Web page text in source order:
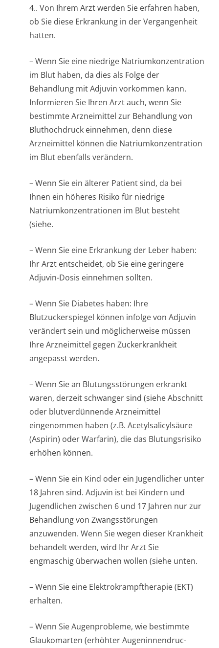
4.. Von Ihrem Arzt werden Sie erfahren haben,
ob Sie diese Erkrankung in der Vergangenheit
hatten.
– Wenn Sie eine niedrige Natriumkonzen­tration
im Blut haben, da dies als Folge der
Behandlung mit Adjuvin vorkommen kann.
Informieren Sie Ihren Arzt auch, wenn Sie
bestimmte Arzneimittel zur Behandlung von
Bluthochdruck einnehmen, denn diese
Arzneimittel können die Natriumkonzen­tration
im Blut ebenfalls verändern.
– Wenn Sie ein älterer Patient sind, da bei
Ihnen ein höheres Risiko für niedrige
Natriumkonzen­trationen im Blut besteht
(siehe.
– Wenn Sie eine Erkrankung der Leber haben:
Ihr Arzt entscheidet, ob Sie eine geringere
Adjuvin-Dosis einnehmen sollten.
– Wenn Sie Diabetes haben: Ihre
Blutzuckerspiegel können infolge von Adjuvin
verändert sein und möglicherweise müssen
Ihre Arzneimittel gegen Zuckerkrankheit
angepasst werden.
– Wenn Sie an Blutungsstörungen erkrankt
waren, derzeit schwanger sind (siehe Abschnitt
oder blutverdünnende Arzneimittel
eingenommen haben (z.B. Acetylsalicylsäure
(Aspirin) oder Warfarin), die das Blutungsrisiko
erhöhen können.
– Wenn Sie ein Kind oder ein Jugendlicher unter
18 Jahren sind. Adjuvin ist bei Kindern und
Jugendlichen zwischen 6 und 17 Jahren nur zur
Behandlung von Zwangsstörungen
anzuwenden. Wenn Sie wegen dieser Krankheit
behandelt werden, wird Ihr Arzt Sie
engmaschig überwachen wollen (siehe unten.
– Wenn Sie eine Elektrokrampfthe­rapie (EKT)
erhalten.
– Wenn Sie Augenprobleme, wie bestimmte
Glaukomarten (erhöhter Augeninnendruc­